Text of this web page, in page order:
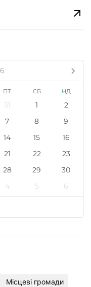
ПТ СБ НД
31 1
2
7 8
9
14 15
16
21 22
23
28 29
30
4 5 6
Місцеві громади